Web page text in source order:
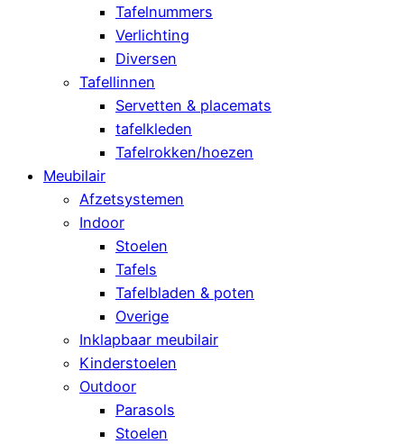
Tafelnummers
Verlichting
Diversen
Tafellinnen
Servetten & placemats
tafelkleden
Tafelrokken/hoezen
Meubilair
Afzetsystemen
Indoor
Stoelen
Tafels
Tafelbladen & poten
Overige
Inklapbaar meubilair
Kinderstoelen
Outdoor
Parasols
Stoelen